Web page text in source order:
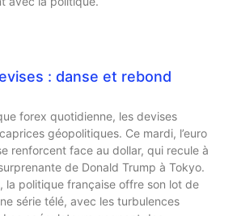
: danse et rebond
forex quotidienne, les devises
géopolitiques. Ce mardi, l’euro
renforcent face au dollar, qui recule à
de Donald Trump à Tokyo.
la politique française offre son lot de
série télé, avec les turbulences